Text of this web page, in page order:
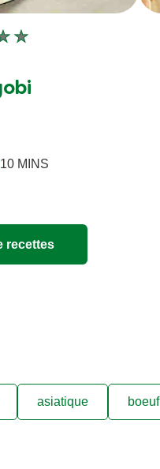
10 MINS
recettes
asiatique boeuf